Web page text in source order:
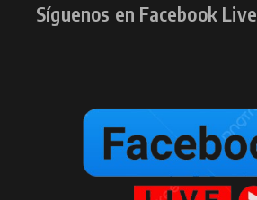
Síguenos en Facebook Live